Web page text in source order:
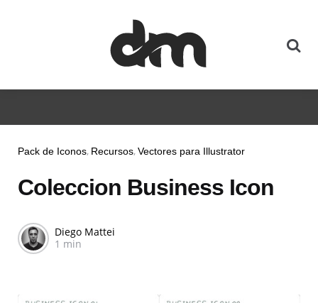
Pack de Iconos Recursos Vectores para Illustrator
Coleccion Business Icon
Diego Mattei
1 min